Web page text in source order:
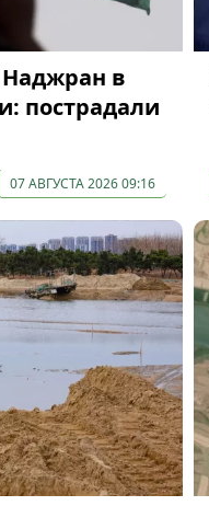
в
пострадали
07 АВГУСТА 2026 09:16